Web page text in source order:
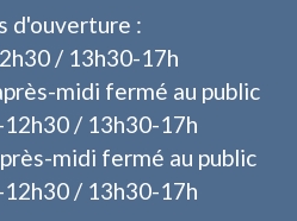
d'ouverture :
/ 13h30-17h
midi fermé au public
/ 13h30-17h
midi fermé au public
/ 13h30-17h